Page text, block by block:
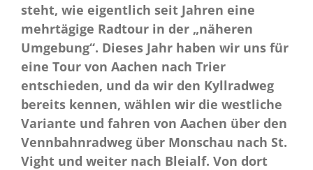
steht, wie eigentlich seit Jahren eine
mehrtägige Radtour in der „näheren
Umgebung“. Dieses Jahr haben wir uns für
eine Tour von Aachen nach Trier
entschieden, und da wir den Kyllradweg
bereits kennen, wählen wir die westliche
Variante und fahren von Aachen über den
Vennbahnradweg über Monschau nach St.
Vight und weiter nach Bleialf. Von dort